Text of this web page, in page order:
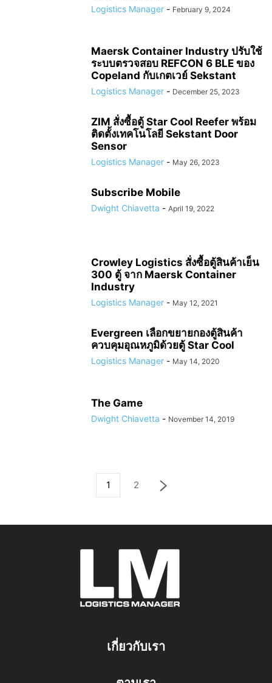
Logistics Manager - February 9, 2024
Maersk Container Industry ปรับใช้
ระบบตรวจสอบ REFCON 6 BLE ของ
Copeland กับเกตเวย์ Sekstant
Logistics Manager - December 25, 2023
ZIM สั่งซื้อตู้ Star Cool Reefer พร้อม
ติดตั้งเทคโนโลยี Sekstant Door
Sensor
Logistics Manager - May 26, 2023
Subscribe Mobile
Dwight Chiavetta - April 19, 2022
Crowley Logistics สั่งซื้อตู้สินค้าเย็น
300 ตู้ จาก Maersk Container
Industry
Logistics Manager - May 12, 2021
Evergreen เลือกขยายกองตู้สินค้า
ควบคุมอุณหภูมิด้วยตู้ Star Cool
Logistics Manager - May 14, 2020
The Game
Dwight Chiavetta - November 14, 2019
1 2
เกี่ยวกับเรา